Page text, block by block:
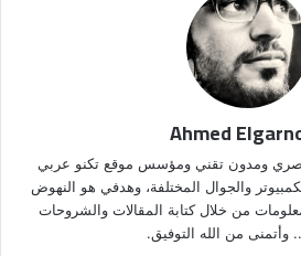
Ahmed
ومدون تقني ومؤسس موقع تكنو عربي
والجوال المختلفة، وهدفي هو النهوض
من خلال كتابة المقالات والشروحات
وأتمنى من الله التوفيق.